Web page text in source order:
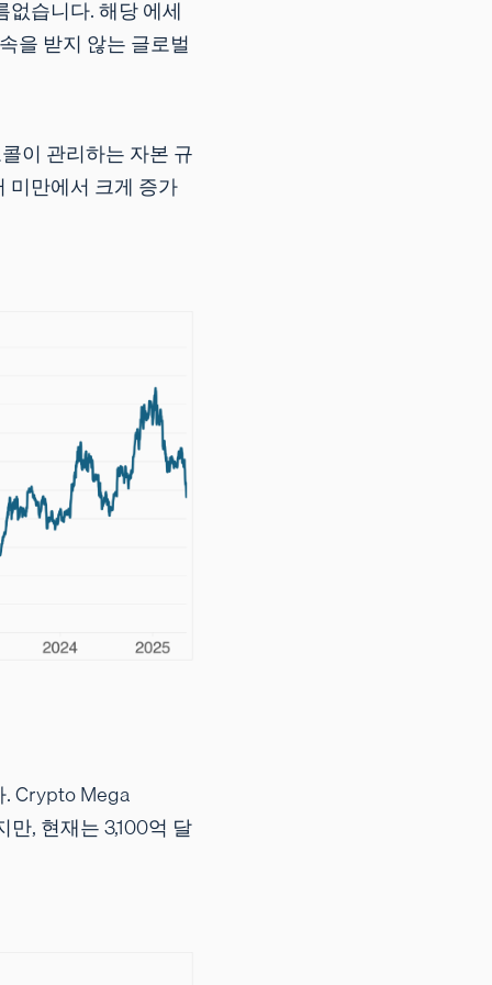
습니다. 해당 에세
을 받지 않는 글로벌
이 관리하는 자본 규
미만에서 크게 증가
Crypto Mega
, 현재는 3,100억 달